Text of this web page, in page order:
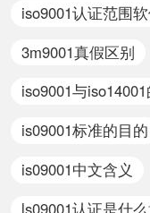
iso9001认证范围
3m9001真假区别
iso9001与iso14001
is09001标准的目的
is09001中文含义
ls09001认证是什